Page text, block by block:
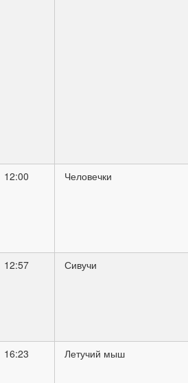
12:00 Человечки
12:57 Сивучи
16:23 Летучий мыш